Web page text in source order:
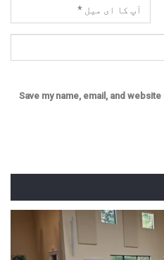
Save my name, email, and